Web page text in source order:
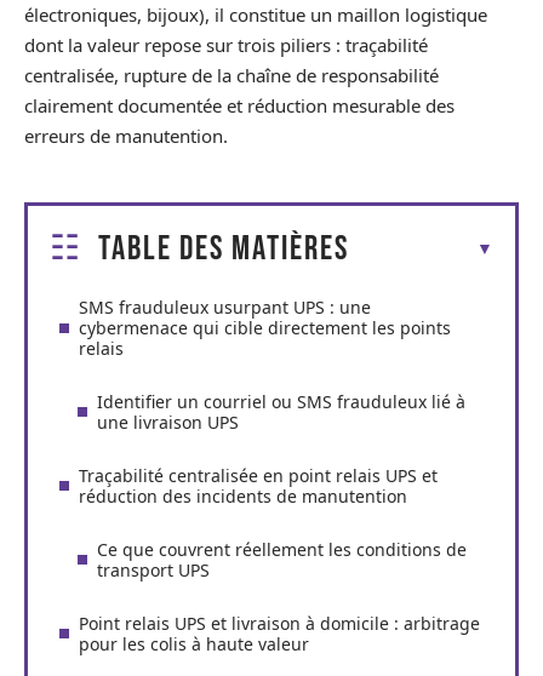
électroniques, bijoux), il constitue un maillon logistique
dont la valeur repose sur trois piliers : traçabilité
centralisée, rupture de la chaîne de responsabilité
clairement documentée et réduction mesurable des
erreurs de manutention.
Table des matières
SMS frauduleux usurpant UPS : une
cybermenace qui cible directement les points
relais
Identifier un courriel ou SMS frauduleux lié à
une livraison UPS
Traçabilité centralisée en point relais UPS et
réduction des incidents de manutention
Ce que couvrent réellement les conditions de
transport UPS
Point relais UPS et livraison à domicile : arbitrage
pour les colis à haute valeur